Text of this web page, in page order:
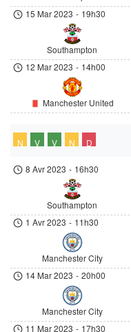
15 Mar 2023 - 19h30
Southampton
12 Mar 2023 - 14h00
Manchester United
N V V N D
8 Avr 2023 - 16h30
Southampton
1 Avr 2023 - 11h30
Manchester City
14 Mar 2023 - 20h00
Manchester City
11 Mar 2023 - 17h30